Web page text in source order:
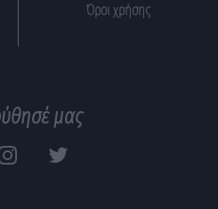
Όροι χρήσης
μας